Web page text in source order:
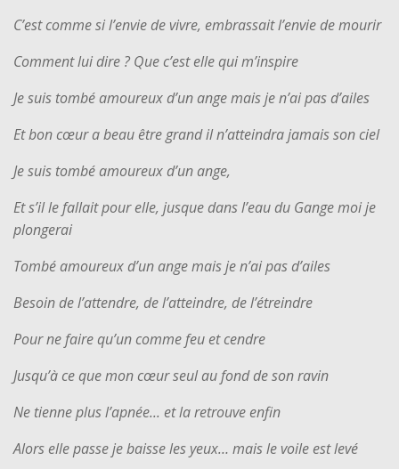
C’est comme si l’envie de vivre, embrassait l’envie de mourir
Comment lui dire ? Que c’est elle qui m’inspire
Je suis tombé amoureux d’un ange mais je n’ai pas d’ailes
Et bon cœur a beau être grand il n’atteindra jamais son ciel
Je suis tombé amoureux d’un ange,
Et s’il le fallait pour elle, jusque dans l’eau du Gange moi je
plongerai
Tombé amoureux d’un ange mais je n’ai pas d’ailes
Besoin de l’attendre, de l’atteindre, de l’étreindre
Pour ne faire qu’un comme feu et cendre
Jusqu’à ce que mon cœur seul au fond de son ravin
Ne tienne plus l’apnée... et la retrouve enfin
Alors elle passe je baisse les yeux… mais le voile est levé